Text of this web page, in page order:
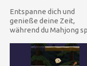
Entspanne dich und
genieße deine Zeit,
während du Mahjong